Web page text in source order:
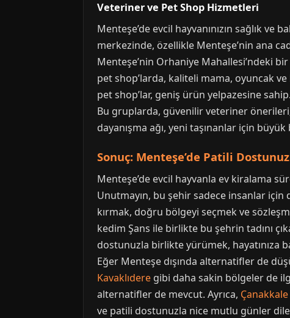
Veteriner ve Pet Shop Hizmetleri
Menteşe’de evcil hayvanınızın sağlık
merkezinde, özellikle Menteşe’nin ana
Menteşe’nin Orhaniye Mahallesi’ndeki
pet shop’larda, kaliteli mama, oyuncak
pet shop’lar, geniş ürün yelpazesine
Bu gruplarda, güvenilir veteriner
dayanışma ağı, yeni taşınanlar için büyük
Sonuç: Menteşe’de Patili
Menteşe’de evcil hayvanla ev kiralama
Unutmayın, bu şehir sadece insanlar için
kırmak, doğru bölgeyi seçmek ve
kedim Şans ile birlikte bu şehrin tadını
dostunuzla birlikte yürümek, hayatınıza
Eğer Menteşe dışında alternatifler de
Kavaklıdere gibi daha sakin bölgeler de
alternatifler de mevcut. Ayrıca, Çanakkale
ve patili dostunuzla nice mutlu günler